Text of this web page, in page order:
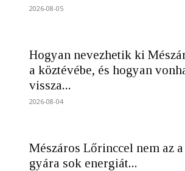
2026-08-05
Hogyan nevezhetik ki
a köztévébe, és hogyan
vissza...
2026-08-04
Mészáros Lőrinccel nem az
gyára sok energiát...